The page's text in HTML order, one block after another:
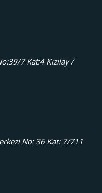
7 Kat:4 Kızılay /
No: 36 Kat: 7/711